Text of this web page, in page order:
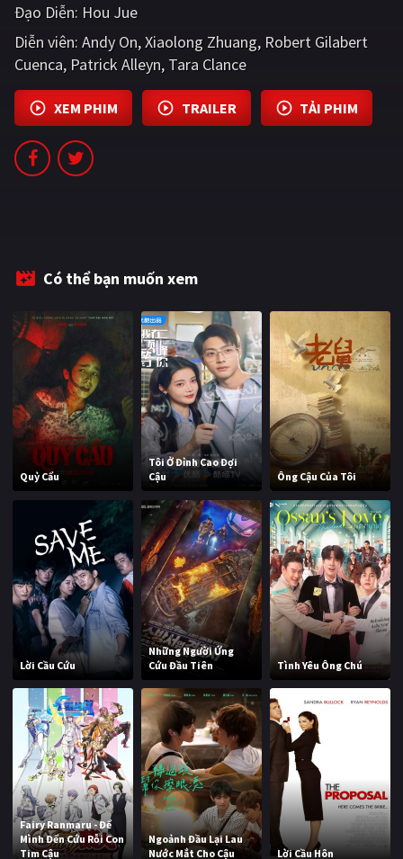
PHIM MỚI
PHIM BỘ
PHIM CHIẾU RẠP
TUYỂN TẬP PHIM
Đạo Diễn: Hou Jue
Diễn viên: Andy On Xiaolong Zhuang Robert Gilabert
Cuenca Patrick Alleyn Tara Clance
XEM PHIM TRAILER TẢI PHIM
Có thể bạn muốn xem
Quỷ Cẩu
Tôi Ở Đỉnh Cao Đợi
Cậu
Ông Cậu Của Tôi
Lời Cầu Cứu
Những Người Ứng
Cứu Đầu Tiên
Tình Yêu Ông Chú
Fairy Ranmaru - Để
Mình Đến Cứu Rỗi Con
Tim Cậu
Ngoảnh Đầu Lại Lau
Nước Mắt Cho Cậu
Lời Cầu Hôn